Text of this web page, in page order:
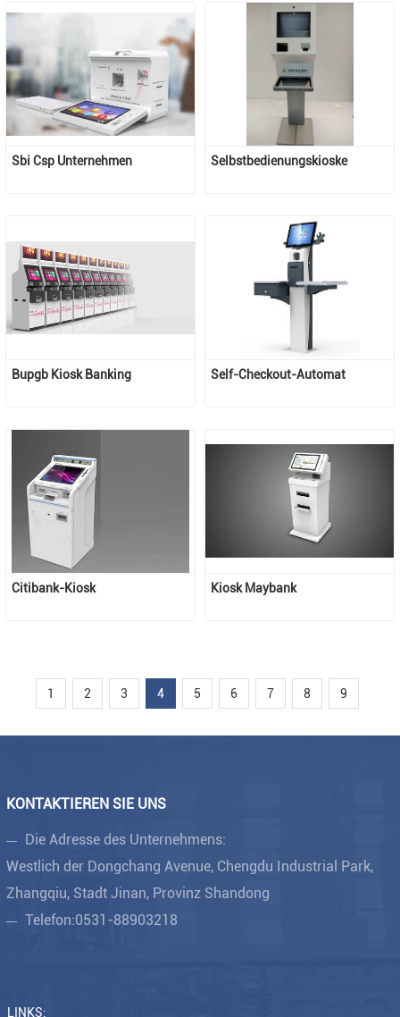
Sbi Csp Unternehmen Selbstbedienungskioske
Bupgb Kiosk Banking Self-Checkout-Automat
Citibank-Kiosk Kiosk Maybank
1 2 3 4 5 6 7 8 9
KONTAKTIEREN SIE UNS
Die Adresse des Unternehmens:
Westlich der Dongchang Avenue, Chengdu Industrial Park,
Zhangqiu, Stadt Jinan, Provinz Shandong
Telefon:0531-88903218
LINKS: